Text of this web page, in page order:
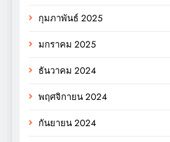
กุมภาพันธ์ 2025
มกราคม 2025
ธันวาคม 2024
พฤศจิกายน 2024
กันยายน 2024